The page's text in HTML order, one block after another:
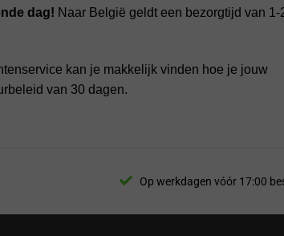
dag! Naar België geldt een bezorgtijd van 1-
kan je makkelijk vinden hoe je jouw
van 30 dagen.
Op werkdagen vóór 17:00